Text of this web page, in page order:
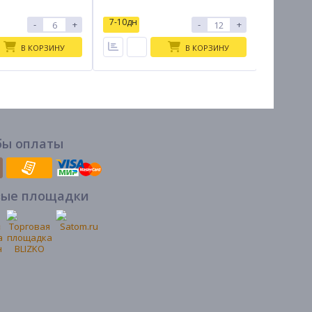
- +
В КОРЗИНУ
7-10дн - +
В КОРЗИНУ
оплаты
площадки